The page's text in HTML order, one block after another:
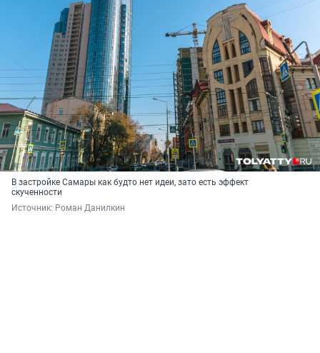
В застройке Самары как будто нет идеи, зато есть эффект
скученности
Источник: Роман Данилкин